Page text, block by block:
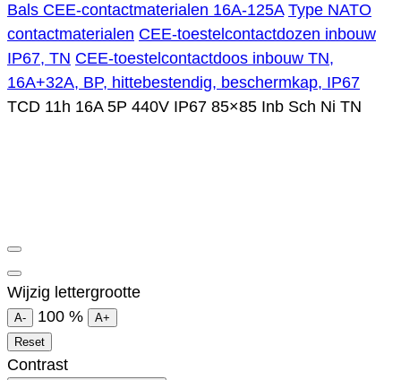
Bals CEE-contactmaterialen 16A-125A Type NATO
contactmaterialen CEE-toestelcontactdozen inbouw
IP67, TN CEE-toestelcontactdoos inbouw TN,
16A+32A, BP, hittebestendig, beschermkap, IP67
TCD 11h 16A 5P 440V IP67 85×85 Inb Sch Ni TN
Wijzig lettergrootte
A- 100 %
A+
Reset
Contrast